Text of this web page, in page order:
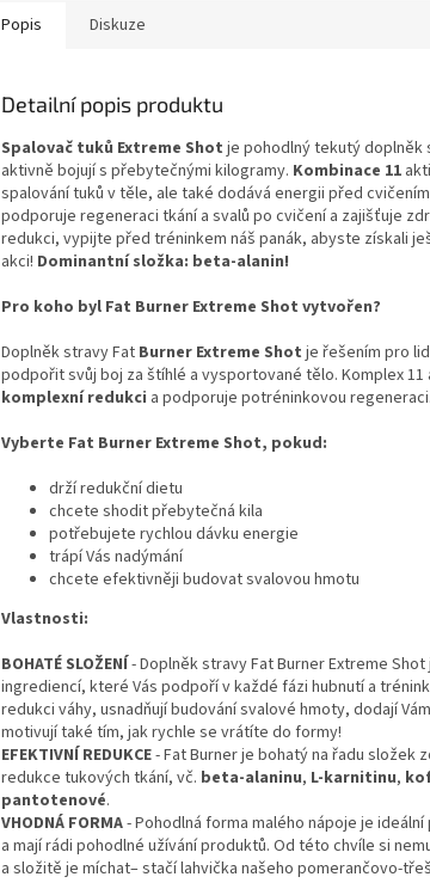
Popis Diskuze
Detailní popis produktu
Spalovač tuků Extreme Shot je pohodlný tekutý
aktivně bojují s přebytečnými kilogramy. Kombinace 11
spalování tuků v těle, ale také dodává energii před
podporuje regeneraci tkání a svalů po cvičení a zajišťuje
redukci, vypijte před tréninkem náš panák, abyste získali
akci! Dominantní složka: beta-alanin!
Pro koho byl Fat Burner Extreme Shot vytvořen?
Doplněk stravy Fat Burner Extreme Shot je řešením pro
podpořit svůj boj za štíhlé a vysportované tělo. Komplex
komplexní redukci a podporuje potréninkovou regeneraci.
Vyberte Fat Burner Extreme Shot, pokud:
drží redukční dietu
chcete shodit přebytečná kila
potřebujete rychlou dávku energie
trápí Vás nadýmání
chcete efektivněji budovat svalovou hmotu
Vlastnosti:
BOHATÉ SLOŽENÍ- Doplněk stravy Fat Burner Extreme
ingrediencí, které Vás podpoří v každé fázi hubnutí a
redukci váhy, usnadňují budování svalové hmoty, dodají
motivují také tím, jak rychle se vrátíte do formy!
EFEKTIVNÍ REDUKCE- Fat Burner je bohatý na řadu složek
redukce tukových tkání, vč. beta-alaninu, L-karnitinu,
pantotenové.
VHODNÁ FORMA- Pohodlná forma malého nápoje je
a mají rádi pohodlné užívání produktů. Od této chvíle si
a složitě je míchat– stačí lahvička našeho pomerančovo-